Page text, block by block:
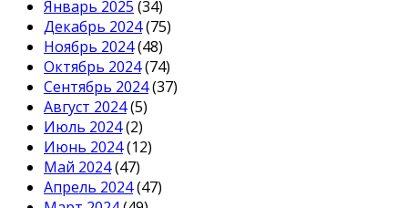
Январь 2025 (34)
Декабрь 2024(75)
Ноябрь 2024(48)
Октябрь 2024(74)
Сентябрь 2024(37)
Август 2024(5)
Июль 2024(2)
Июнь 2024(12)
Май 2024(47)
Апрель 2024(47)